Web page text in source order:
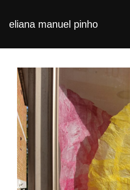
eliana manuel pinho